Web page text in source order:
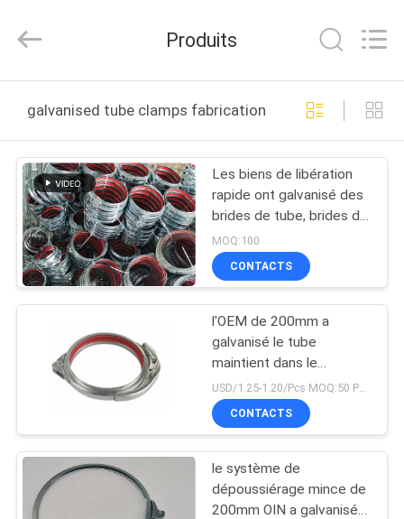
LA
MAISON
PRODUITS
PROPOS
NOUS
DE
L'USINE
WOODOO
TRADE
Rights
Produits
galvanised tube clamps fabrication en ligne
Les biens de libération
rapide ont galvanisé des
brides de tube, brides de
tuyau d'acier galvanisées
sans couture
MOQ:100
CONTACTS
l'OEM de 200mm a
galvanisé le tube
maintient dans le
système d'extraction de
poussière
CONTACTS
le système de
dépoussiérage mince de
200mm OIN a galvanisé